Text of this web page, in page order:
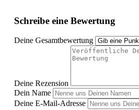
Schreibe eine Bewertung
Deine Gesamtbewertung
Deine Rezension
Dein Name
Deine E-Mail-Adresse